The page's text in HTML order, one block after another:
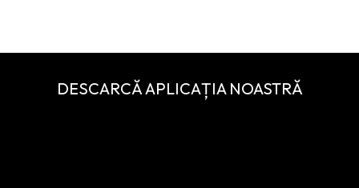
DESCARCĂ APLICAȚIA NOASTRĂ